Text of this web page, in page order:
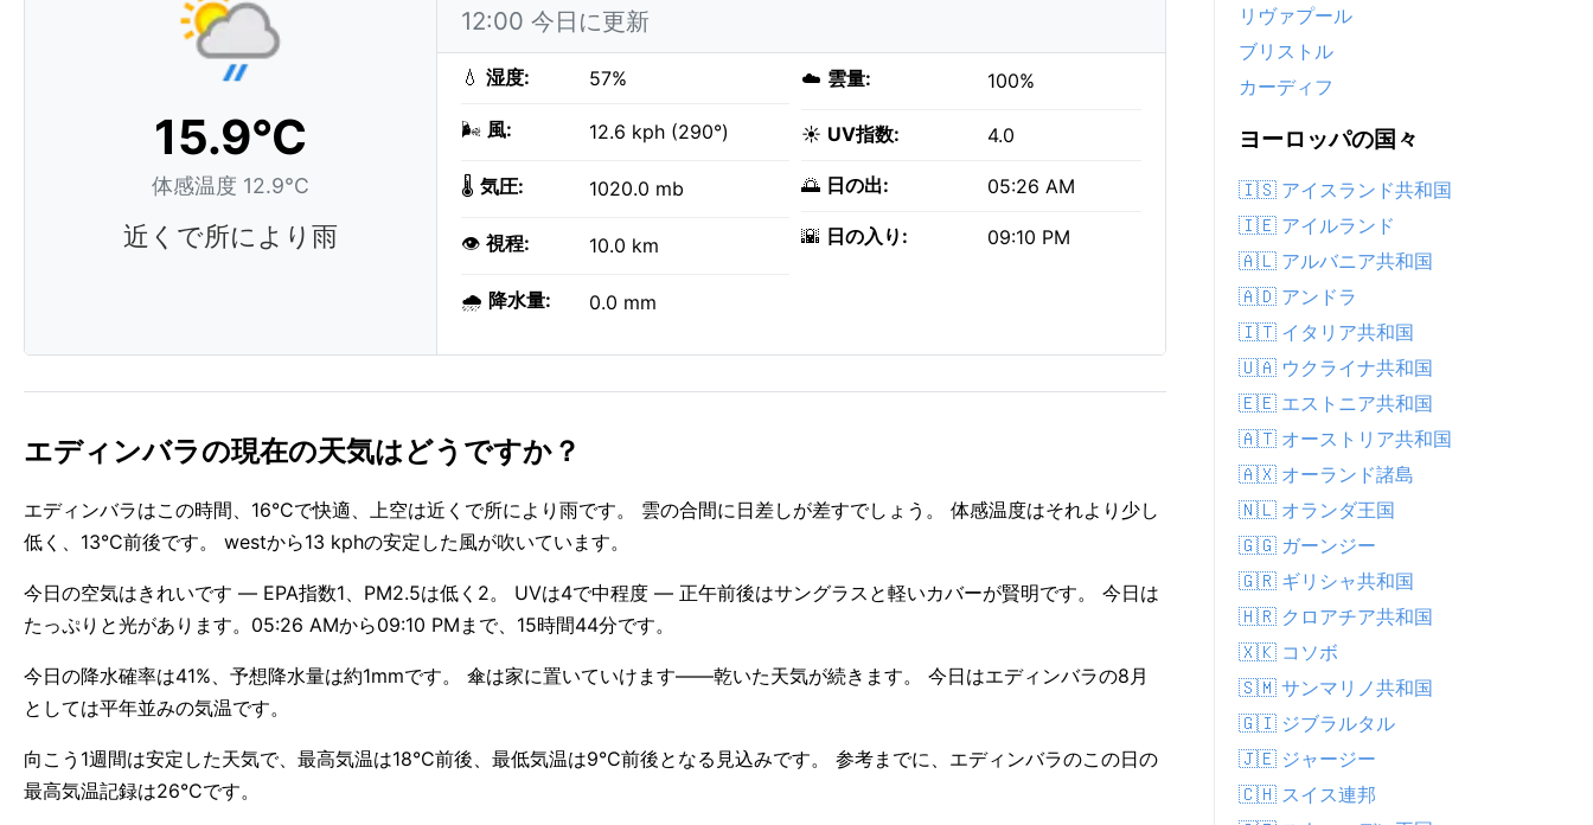
15.9°C
体感温度 12.9°C
近くで所により雨
12:00 今日に更新
💧 湿度: 57%
🌬️ 風: 12.6 kph (290°)
🌡️ 気圧: 1020.0 mb
👁️ 視程: 10.0 km
🌧️ 降水量: 0.0 mm
☁️ 雲量: 100%
☀️ UV指数: 4.0
🌅 日の出: 05:26 AM
🌇 日の入り: 09:10 PM
エディンバラの現在の天気はどうですか？
エディンバラはこの時間、16°Cで快適、上空は近くで所により雨です。 雲の合間に日差しが差すでしょう。 体感温度はそれより少し
低く、13°C前後です。 westから13 kphの安定した風が吹いています。
今日の空気はきれいです — EPA指数1、PM2.5は低く2。 UVは4で中程度 — 正午前後はサングラスと軽いカバーが賢明です。 今日は
たっぷりと光があります。05:26 AMから09:10 PMまで、15時間44分です。
今日の降水確率は41%、予想降水量は約1mmです。 傘は家に置いていけます——乾いた天気が続きます。 今日はエディンバラの8月
としては平年並みの気温です。
向こう1週間は安定した天気で、最高気温は18°C前後、最低気温は9°C前後となる見込みです。 参考までに、エディンバラのこの日の
最高気温記録は26°Cです。
リヴァプール
ブリストル
カーディフ
ヨーロッパの国々
🇮🇸 アイスランド共和国
🇮🇪 アイルランド
🇦🇱 アルバニア共和国
🇦🇩 アンドラ
🇮🇹 イタリア共和国
🇺🇦 ウクライナ共和国
🇪🇪 エストニア共和国
🇦🇹 オーストリア共和国
🇦🇽 オーランド諸島
🇳🇱 オランダ王国
🇬🇬 ガーンジー
🇬🇷 ギリシャ共和国
🇭🇷 クロアチア共和国
🇽🇰 コソボ
🇸🇲 サンマリノ共和国
🇬🇮 ジブラルタル
🇯🇪 ジャージー
🇨🇭 スイス連邦